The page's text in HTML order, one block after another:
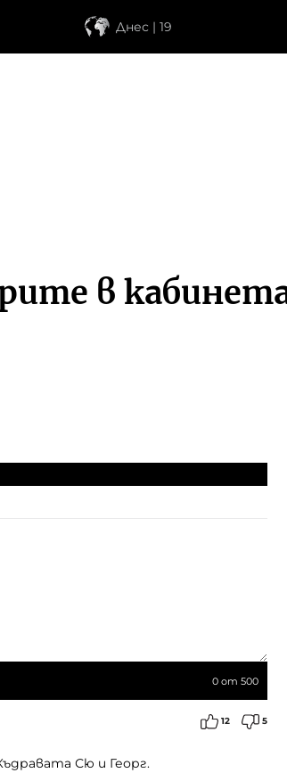
Днес | 19
в
0 от 500
12 5
Сю и Георг.